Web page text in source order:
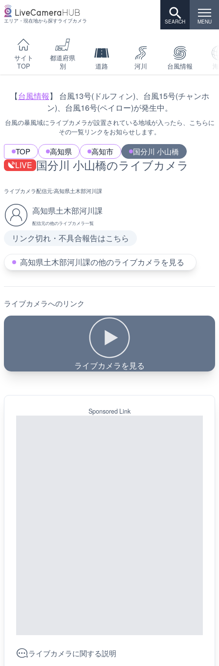
エリア・現在地から探すライブカメラ
サイト
TOP
都道府県
別
道路 河川 台風情報
【台風情報】 台風13号(ドルフィン)、台風15号(チャンホ
ン)、台風16号(ペイロー)が発生中。
台風の暴風域にライブカメラが設置されている地域が入ったら、こちらに
その一覧リンクをお知らせします。
TOP 高知県 高知市 国分川 小山橋
LIVE 国分川 小山橋のライブカメラ
ライブカメラ配信元:高知県土木部河川課
高知県土木部河川課
配信元の他のライブカメラ一覧
リンク切れ・不具合報告はこちら
高知県土木部河川課の他のライブカメラを見る
ライブカメラへのリンク
ライブカメラを見る
Sponsored Link
ライブカメラに関する説明